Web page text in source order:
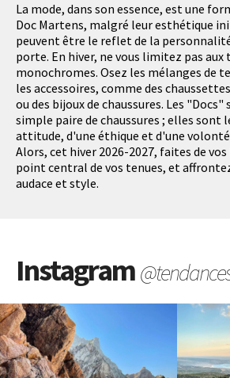
La mode, dans son essence, est une
Doc Martens, malgré leur esthétique
peuvent être le reflet de la
porte. En hiver, ne vous limitez pas
monochromes. Osez les mélanges de
les accessoires, comme des
ou des bijoux de chaussures. Les
simple paire de chaussures ; elles sont
attitude, d'une éthique et d'une volonté
Alors, cet hiver 2026-2027, faites de
point central de vos tenues, et
audace et style.
Instagram